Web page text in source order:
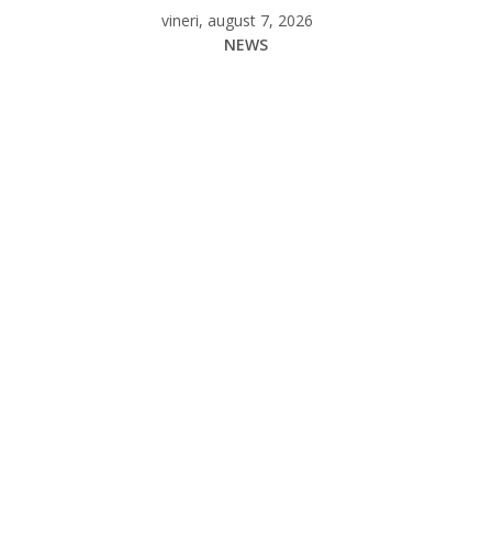
vineri, august 7, 2026
NEWS